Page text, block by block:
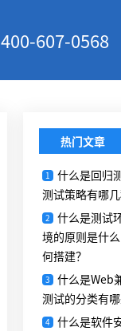
400-607-0568
热门文章
1
什么是回归
测试策略有哪几
2
什么是测试
境的原则是什
何搭建？
3
什么是Web
测试的分类有哪
4 什么是软件